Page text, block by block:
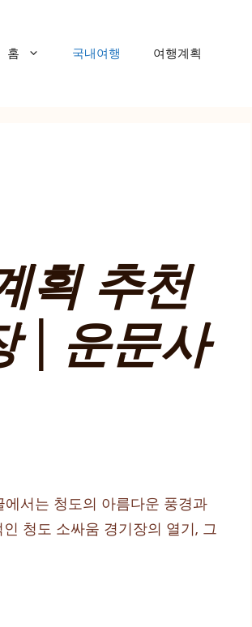
홈 국내여행 여행계획
획 추천
| 운문사
서는 청도의 아름다운 풍경과
청도 소싸움 경기장의 열기, 그